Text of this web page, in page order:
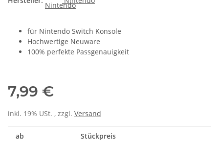
für Nintendo Switch Konsole
Hochwertige Neuware
100% perfekte Passgenauigkeit
7,99 €
inkl. 19% USt. , zzgl. Versand
ab Stückpreis